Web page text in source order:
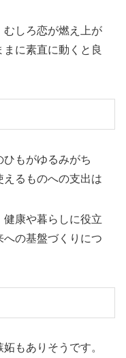
むしろ恋が燃え上が
に素直に動くと良
もがゆるみがち
るものへの支出は
康や暮らしに役立
の基盤づくりにつ
もありそうです。